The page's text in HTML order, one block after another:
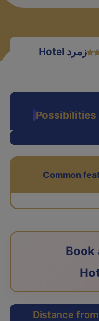
Hotel زمرد
Common
Book
Distance